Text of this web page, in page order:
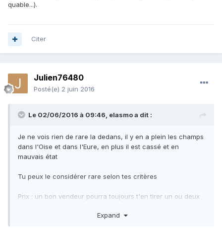
quable...).
Citer
Julien76480
Posté(e) 2 juin 2016
Le 02/06/2016 à 09:46, elasmoa dit :
Je ne vois rien de rare la dedans, il y en a plein les champs
dans l'Oise et dans l'Eure, en plus il est cassé et en
mauvais état
Tu peux le considérer rare selon tes critères
Prix : un bon vendeur pourra toujours t'en tirer un ou deux
Expand